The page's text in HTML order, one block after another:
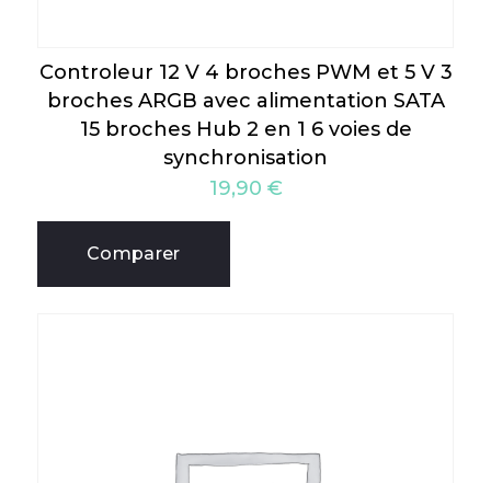
Controleur 12 V 4 broches PWM et 5 V 3
broches ARGB avec alimentation SATA
15 broches Hub 2 en 1 6 voies de
synchronisation
19,90 €
Comparer